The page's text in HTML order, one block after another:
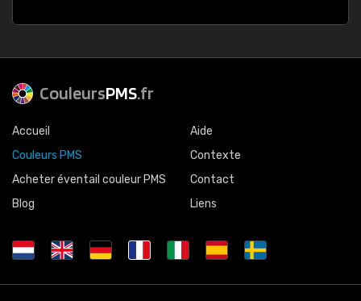
CouleursPMS.fr
Accueil
Couleurs PMS
Acheter éventail couleur PMS
Blog
Aide
Contexte
Contact
Liens